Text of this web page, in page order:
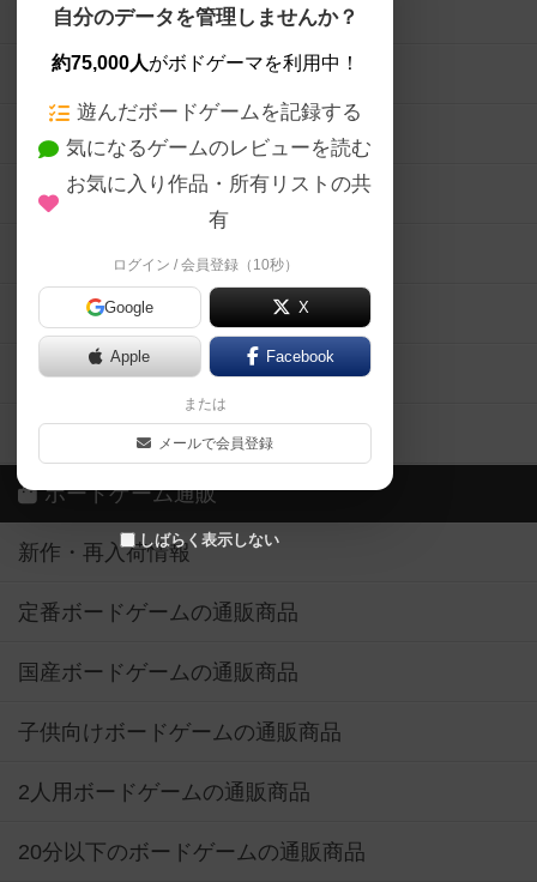
自分のデータを管理しませんか？
約75,000人がボドゲーマを利用中！
遊んだボードゲームを記録する
気になるゲームのレビューを読む
お気に入り作品・所有リストの共
有
ログイン / 会員登録（10秒）
Google X
Apple Facebook
または
メールで会員登録
しばらく表示しない
ボードゲームを検索する
ボードゲームの新着レビュー
ボードゲーム会情報
メカニクス特集
掲示板・トピックス
ボドとも・会員一覧
ボードゲーム業界コラム
ボドゲーマご利用案内
ボードゲーム通販
新作・再入荷情報
定番ボードゲームの通販商品
国産ボードゲームの通販商品
子供向けボードゲームの通販商品
2人用ボードゲームの通販商品
20分以下のボードゲームの通販商品